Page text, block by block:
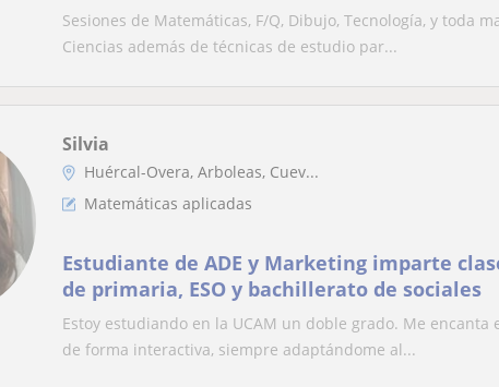
Sesiones de Matemáticas, F/Q, Dibujo, Tecnología, y toda
Ciencias además de técnicas de estudio par...
Silvia
Huércal-Overa, Arboleas, Cuev...
Matemáticas aplicadas
Estudiante de ADE y Marketing imparte
de primaria, ESO y bachillerato de sociales
Estoy estudiando en la UCAM un doble grado. Me
de forma interactiva, siempre adaptándome al...